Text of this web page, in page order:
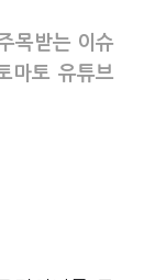
목받는 이슈
마토 유튜브